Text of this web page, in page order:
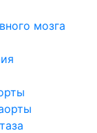
мозга